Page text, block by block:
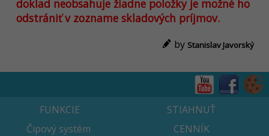
doklad neobsahuje žiadne položky je možné ho
odstrániť v zozname skladových príjmov.
by Stanislav Javorský
FUNKCIE
Čipový systém
STIAHNUŤ
CENNÍK